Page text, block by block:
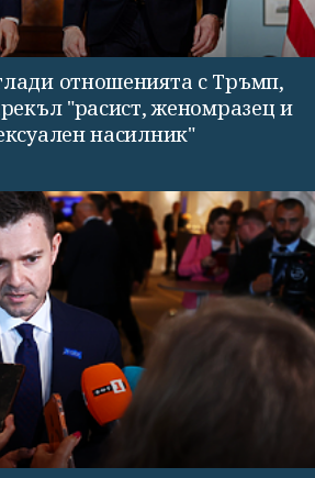
отношенията с Тръмп,
"расист, женомразец и
насилник"